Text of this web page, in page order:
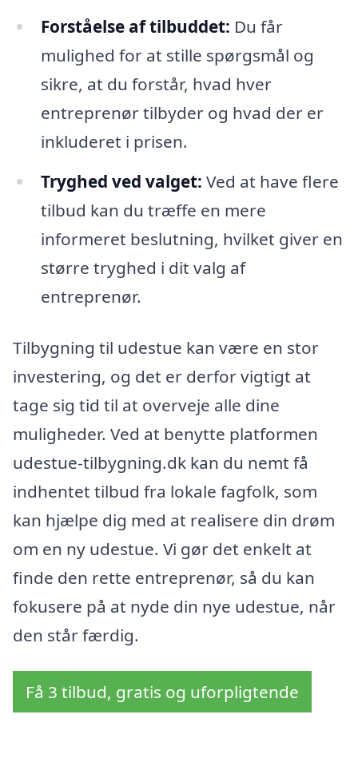
Forståelse af tilbuddet: Du får
mulighed for at stille spørgsmål og
sikre, at du forstår, hvad hver
entreprenør tilbyder og hvad der er
inkluderet i prisen.
Tryghed ved valget: Ved at have flere
tilbud kan du træffe en mere
informeret beslutning, hvilket giver en
større tryghed i dit valg af
entreprenør.
Tilbygning til udestue kan være en stor
investering, og det er derfor vigtigt at
tage sig tid til at overveje alle dine
muligheder. Ved at benytte platformen
udestue-tilbygning.dk kan du nemt få
indhentet tilbud fra lokale fagfolk, som
kan hjælpe dig med at realisere din drøm
om en ny udestue. Vi gør det enkelt at
finde den rette entreprenør, så du kan
fokusere på at nyde din nye udestue, når
den står færdig.
Få 3 tilbud, gratis og uforpligtende